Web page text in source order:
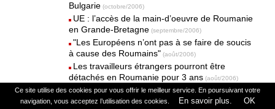
Bulgarie (octobre/2006)
UE : l’accès de la main-d’oeuvre de Roumanie
en Grande-Bretagne (septembre/2006)
"Les Européens n’ont pas à se faire de soucis
à cause des Roumains" (août/2006)
Les travailleurs étrangers pourront être
détachés en Roumanie pour 3 ans (août/2006)
La Roumanie recrutera du personnel pour la
Commission européenne (août/2006)
Ce site utilise des cookies pour vous offrir le meilleur service. En poursuivant votre
navigation, vous acceptez l’utilisation des cookies.
En savoir plus. OK